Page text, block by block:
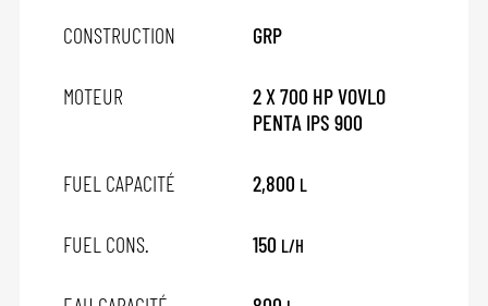
CONSTRUCTION GRP
MOTEUR
2 X 700 HP VOVLO
PENTA IPS 900
FUEL CAPACITÉ 2,800 L
FUEL CONS. 150 L/H